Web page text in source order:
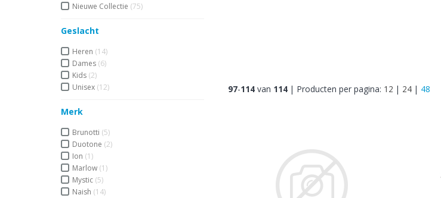
Nieuwe Collectie (75)
Geslacht
Heren (14)
Dames (6)
Kids (2)
Unisex (12)
Merk
Brunotti (5)
Duotone (2)
Ion (1)
Marlow (1)
Mystic (5)
Naish (14)
97-114 van 114 | Producten per pagina: 12 | 24 | 48